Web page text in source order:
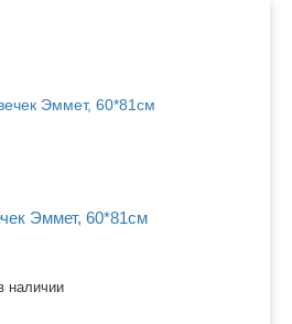
Эммет, 60*81см
наличии